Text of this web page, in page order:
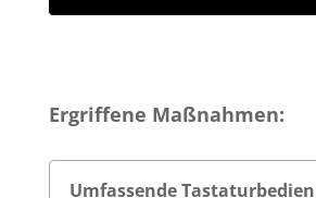
Ergriffene Maßnahmen:
Umfassende